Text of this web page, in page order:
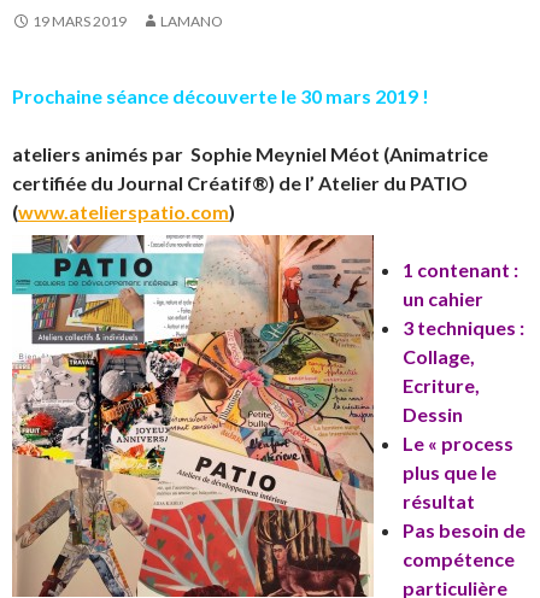
19 MARS 2019 LAMANO
Prochaine séance découverte le 30 mars 2019 !
ateliers animés par Sophie Meyniel Méot (Animatrice
certifiée du Journal Créatif®) de l’ Atelier du PATIO
(www.atelierspatio.com)
1 contenant :
un cahier
3 techniques :
Collage,
Ecriture,
Dessin
Le « process
plus que le
résultat
Pas besoin de
compétence
particulière